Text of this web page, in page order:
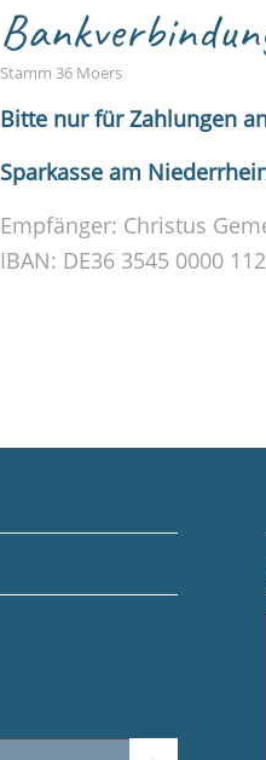
Stamm 36 Moers
Bitte nur für Zahlungen
Sparkasse am
Empfänger: Christus
IBAN: DE36 3545 0000